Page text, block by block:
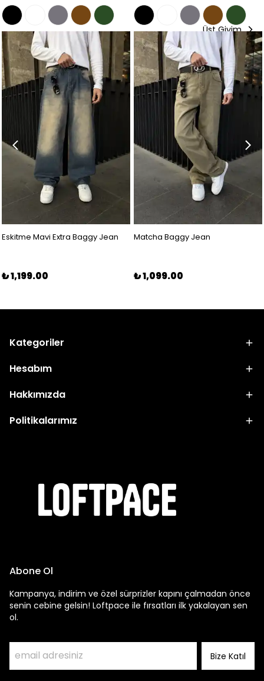
Üst Giyim
Eskitme Mavi Extra Baggy Jean
₺ 1,199.00
Matcha Baggy Jean
₺ 1,099.00
Kategoriler
Hesabım
Hakkımızda
Politikalarımız
Abone Ol
Kampanya, indirim ve özel sürprizler kapını çalmadan önce
senin cebine gelsin! Loftpace ile fırsatları ilk yakalayan sen
ol.
Bize Katıl